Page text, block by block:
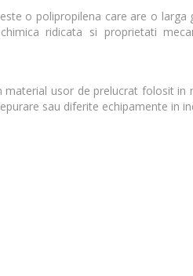
o polipropilena care are o
ridicata si proprietati
material usor de prelucrat folosit in
sau diferite echipamente in